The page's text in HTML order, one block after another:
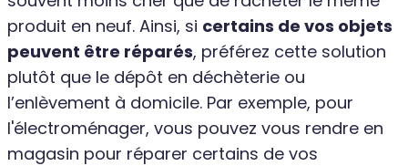
produit en neuf. Ainsi, si certains de vos objets
peuvent être réparés, préférez cette solution
plutôt que le dépôt en déchèterie ou
l’enlèvement à domicile. Par exemple, pour
l'électroménager, vous pouvez vous rendre en
magasin pour réparer certains de vos